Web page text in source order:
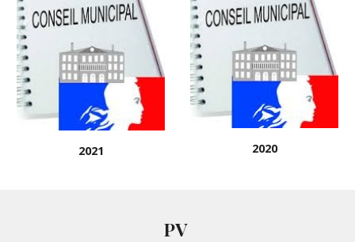
2021 2020
PV